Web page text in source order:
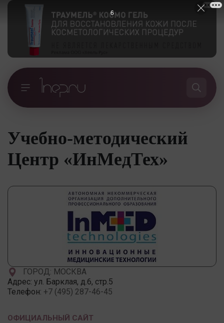
Учебно-методический
Центр «ИнМедТех»
ГОРОД: МОСКВА
Адрес: ул. Барклая, д.6, стр.5
Телефон: +7 (495) 287-46-45
ОФИЦИАЛЬНЫЙ САЙТ
5